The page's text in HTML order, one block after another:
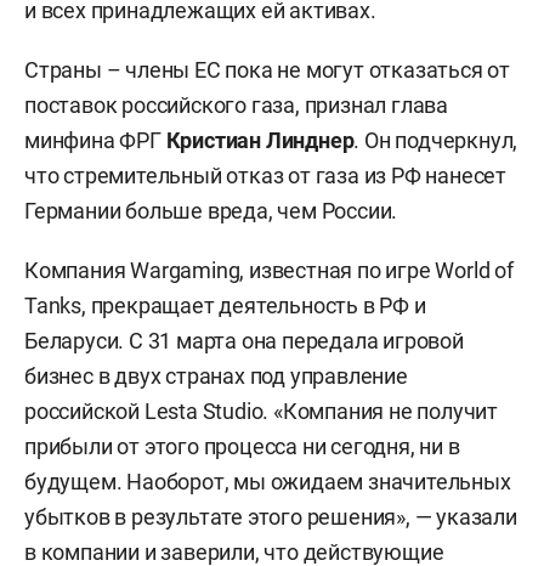
и всех принадлежащих ей активах.
Страны – члены ЕС пока не могут отказаться от
поставок российского газа, признал глава
минфина ФРГКристиан Линднер. Он подчеркнул,
что стремительный отказ от газа из РФ нанесет
Германии больше вреда, чем России.
Компания Wargaming, известная по игре World of
Tanks, прекращает деятельность в РФ и
Беларуси. С 31 марта она передала игровой
бизнес в двух странах под управление
российской Lesta Studio. «Компания не получит
прибыли от этого процесса ни сегодня, ни в
будущем. Наоборот, мы ожидаем значительных
убытков в результате этого решения», — указали
в компании и заверили, что действующие